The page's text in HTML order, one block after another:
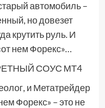
автомобиль –
но довезет
крутить руль. И
нем Форекс»…
СОУС МТ4
и Метатрейдер
Форекс» – это не